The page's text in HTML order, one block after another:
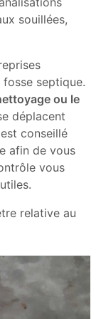
souillées,
septique.
ou le
déplacent
conseillé
afin de vous
vous
relative au